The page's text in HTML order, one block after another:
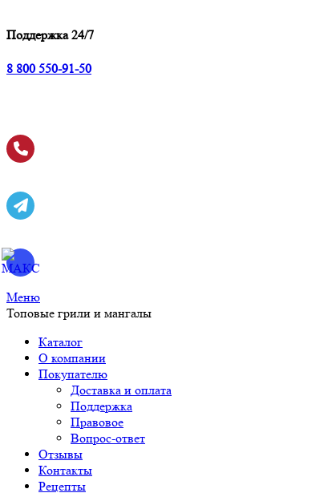
Поддержка 24/7
8 800 550-91-50
Меню
Топовые грили и мангалы
Каталог
О компании
Покупателю
Доставка и оплата
Поддержка
Правовое
Вопрос-ответ
Отзывы
Контакты
Рецепты